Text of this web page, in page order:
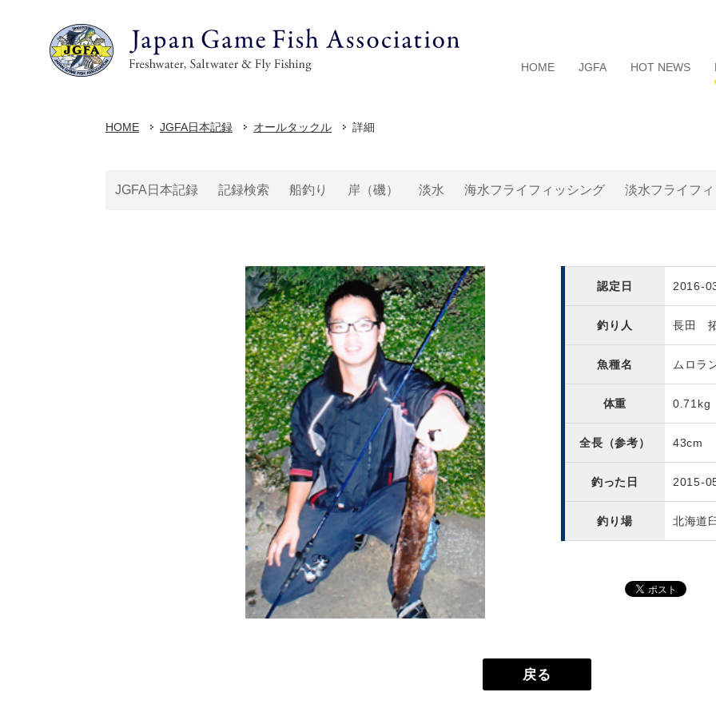
HOME JGFA HOT NEWS
HOME JGFA日本記録 オールタックル 詳細
JGFA日本記録 記録検索 船釣り 岸（磯） 淡水 海水フライフィッシング 淡水フライフ
認定日 2016-
釣り人 長田
魚種名 ムロラ
体重 0.71kg
全長（参考） 43cm
釣った日 2015-
釣り場 北海道
戻る